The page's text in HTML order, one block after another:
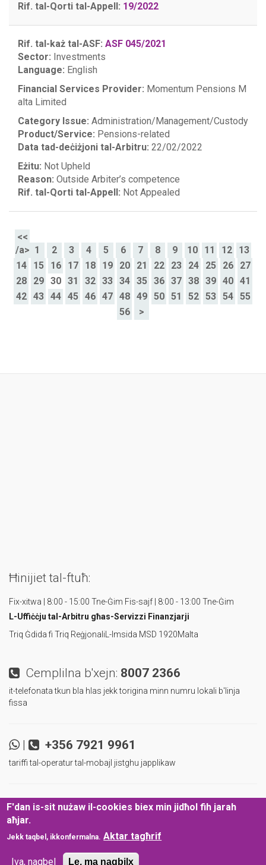
Rif. tal-Qorti tal-Appell: 19/2022
Rif. tal-każ tal-ASF: ASF 045/2021
Sector: Investments
Language: English
Financial Services Provider: Momentum Pensions M
alta Limited
Category Issue: Administration/Management/Custody
Product/Service: Pensions-related
Data tad-deċiżjoni tal-Arbitru: 22/02/2022
Eżitu: Not Upheld
Reason: Outside Arbiter’s competence
Rif. tal-Qorti tal-Appell: Not Appealed
<<
/a> 1 2 3 4 5 6 7 8 9 10 11 12
13
14
15 16 17 18 19 20 21 22 23 24 25 26
27
28
29 30 31 32 33 34 35 36 37 38 39 40
41
42
43 44 45 46 47 48 49 50 51 52 53 54
55
56
>
Ħinijiet tal-ftuħ:
Fix-xitwa | 8:00 - 15:00 Tne-Ġim Fis-sajf | 8:00 - 13:00 Tne-Ġim
L-Uffiċċju tal-Arbitru għas-Servizzi Finanzjarji
Triq Ġdida fi Triq Reġjonali L-Imsida MSD 1920Malta
Cemplilna b'xejn: 8007 2366
it-telefonata tkun bla hlas jekk torigina minn numru lokali b'linja
fissa
| +356 7921 9961
tariffi tal-operatur tal-mobajl jistghu japplikaw
| | Ibqa' aggornat u infurmat!
Politika tal-Protezzjoni tad-Data Dikjarazzjoni ta’ Aċċessibbiltà
F'dan is-sit nużaw il-cookies biex min jidħol fih jarah
aħjar.
Jekk taqbel, ikkonfermalna. Aktar tagħrif
Iva, naqbel Le, ma naqbilx